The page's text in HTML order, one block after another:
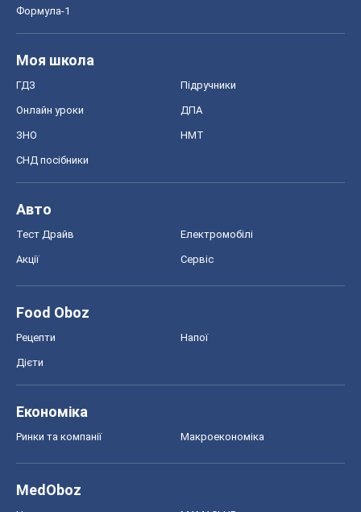
Формула-1
Моя школа
ГДЗ Підручники
Онлайн уроки ДПА
ЗНО НМТ
СНД посібники
Авто
Тест Драйв Електромобілі
Акції Сервіс
Food Oboz
Рецепти Напої
Дієти
Економіка
Ринки та компанії Макроекономіка
MedOboz